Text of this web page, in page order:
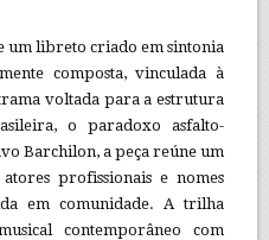
um libreto criado em sintonia
composta, vinculada à
voltada para a estrutura
o paradoxo asfalto-
Barchilon, a peça reúne um
profissionais e nomes
em comunidade. A trilha
contemporâneo com